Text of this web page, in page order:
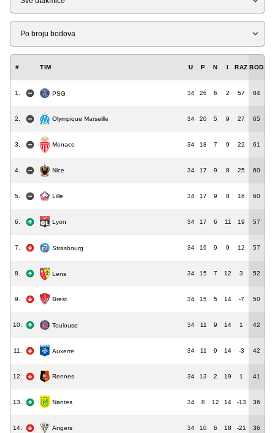
Liga
# TIM U P N I RAZ BOD
1. PSG 34 26 6 2 57 84
2. Olympique Marseille 34 20 5 9 27 65
3. Monaco 34 18 7 9 22 61
4. Nice 34 17 9 8 25 60
5. Lille 34 17 9 8 16 60
6. Lyon 34 17 6 11 19 57
7. Strasbourg 34 16 9 9 12 57
8. Lens 34 15 7 12 3 52
9. Brest 34 15 5 14 -7 50
10. Toulouse 34 11 9 14 1 42
11. Auxerre 34 11 9 14 -3 42
12. Rennes 34 13 2 19 1 41
13. Nantes 34 8 12 14 -13 36
14. Angers 34 10 6 18 -21 36